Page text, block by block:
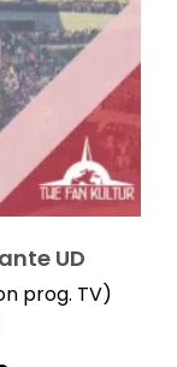
UD
prog. TV)